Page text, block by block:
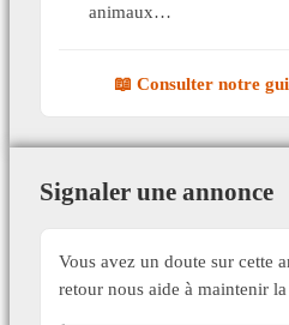
animaux…
📖 Consulter notre
Signaler une annonce
Vous avez un doute sur cette
retour nous aide à maintenir